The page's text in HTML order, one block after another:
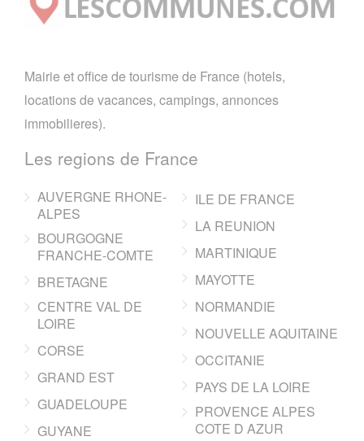
Mairie et office de tourisme de France (hotels,
locations de vacances, campings, annonces
immobilieres).
Les regions de France
AUVERGNE RHONE-
ALPES
BOURGOGNE
FRANCHE-COMTE
BRETAGNE
CENTRE VAL DE
LOIRE
CORSE
GRAND EST
GUADELOUPE
GUYANE
ILE DE FRANCE
LA REUNION
MARTINIQUE
MAYOTTE
NORMANDIE
NOUVELLE AQUITAINE
OCCITANIE
PAYS DE LA LOIRE
PROVENCE ALPES
COTE D AZUR